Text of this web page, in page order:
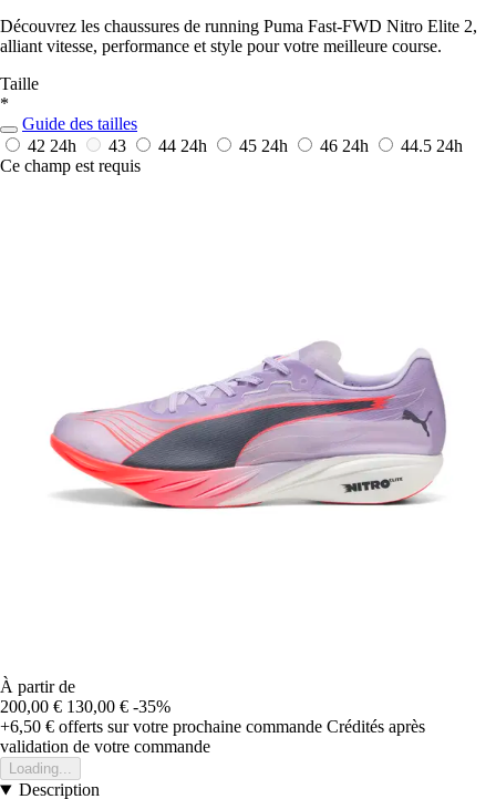
Découvrez les chaussures de running Puma Fast-FWD Nitro Elite 2,
alliant vitesse, performance et style pour votre meilleure course.
Taille
*
Guide des tailles
42 24h 43 44 24h 45 24h 46 24h 44.5 24h
Ce champ est requis
À partir de
200,00 € 130,00 € -35%
+6,50 € offerts sur votre prochaine commande Crédités après
validation de votre commande
Loading...
Description